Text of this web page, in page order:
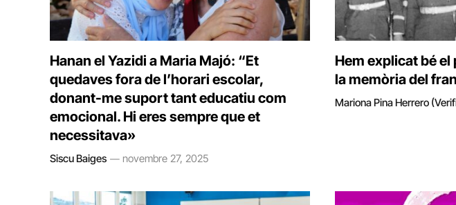
Hanan el Yazidi a Maria Majó: “Et
quedaves fora de l’horari escolar,
donant-me suport tant educatiu com
emocional. Hi eres sempre que et
necessitava»
Siscu Baiges novembre 27, 2025
Hem explicat bé
la memòria del
Mariona Pina Herrero